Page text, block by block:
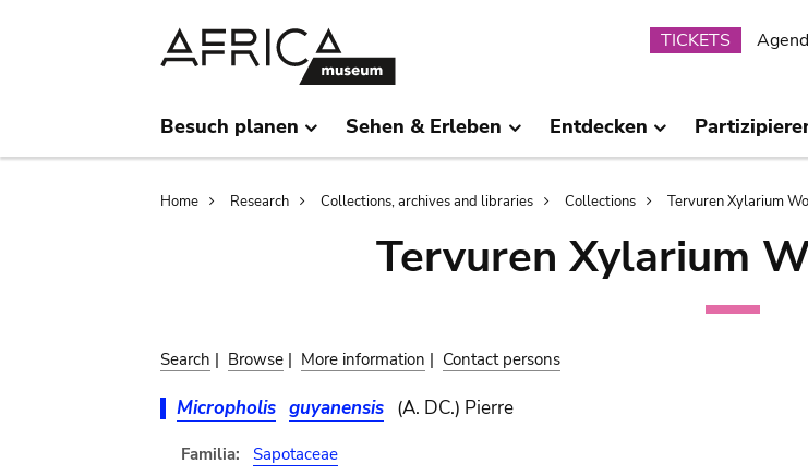
TICKETS
Besuch planen Sehen & Erleben Entdecken
Breadcrumb
Home Research Collections, archives and libraries Collections Tervuren Xylarium
Tervuren Xylarium
Search | Browse | More information | Contact persons
Micropholis guyanensis (A. DC.) Pierre
Familia:
Sapotaceae